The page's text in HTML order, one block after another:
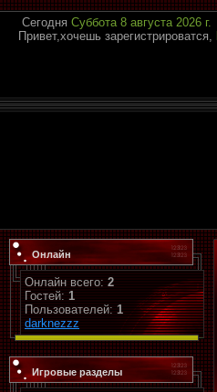
Сегодня Суббота 8 августа 2026 г.
Привет,хочешь зарегистрироватся,
Онлайн
Онлайн всего: 2
Гостей: 1
Пользователей: 1
darknezzz
Игровые разделы